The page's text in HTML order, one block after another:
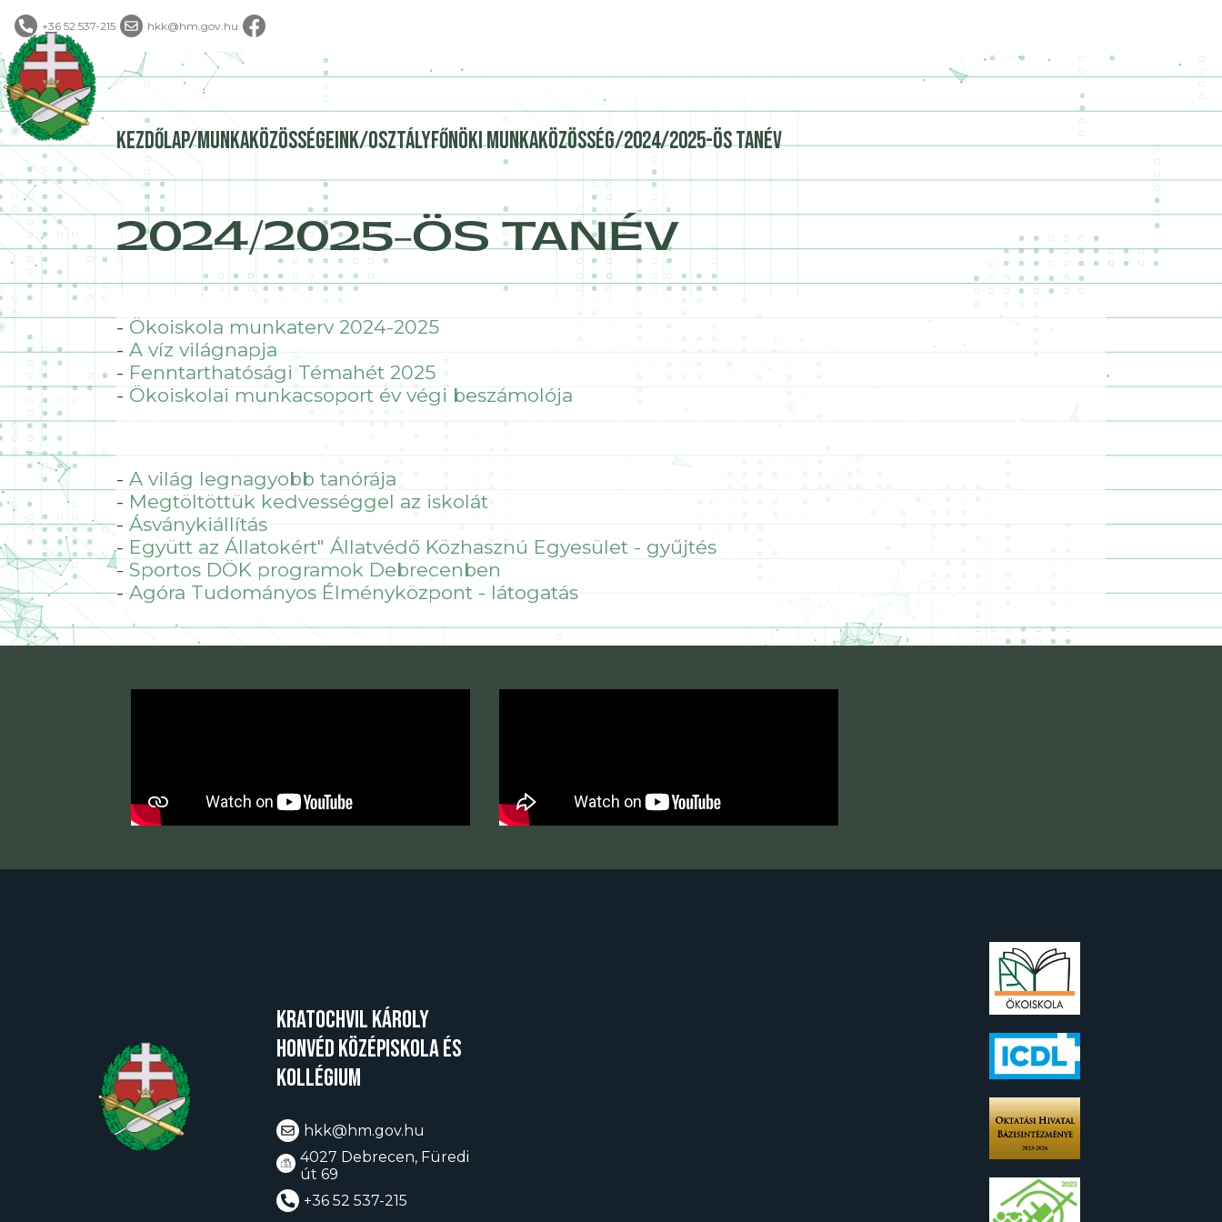
+36 52 537-215 hkk@hm.gov.hu
kezdőlap/munkaközösségeink/osztályfőnöki munkaközösség/2024/2025-ös tanév
2024/2025-ÖS TANÉV
- Ökoiskola munkaterv 2024-2025
- A víz világnapja
- Fenntarthatósági Témahét 2025
- Ökoiskolai munkacsoport év végi beszámolója
- A világ legnagyobb tanórája
- Megtöltöttük kedvességgel az iskolát
-Ásványkiállítás
- Együtt az Állatokért" Állatvédő Közhasznú Egyesület - gyűjtés
- Sportos DÖK programok Debrecenben
- Agóra Tudományos Élményközpont - látogatás
Kratochvil Károly
Honvéd Középiskola és
Kollégium
hkk@hm.gov.hu
4027 Debrecen, Füredi
út 69
+36 52 537-215